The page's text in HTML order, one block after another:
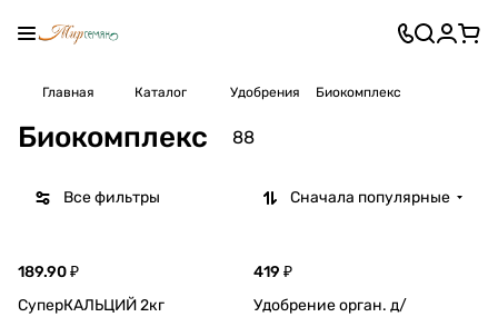
Главная Каталог Удобрения Биокомплекс
Биокомплекс 88
Все фильтры Сначала популярные
189.90 ₽
СуперКАЛЬЦИЙ 2кг
419 ₽
Удобрение орган. д/